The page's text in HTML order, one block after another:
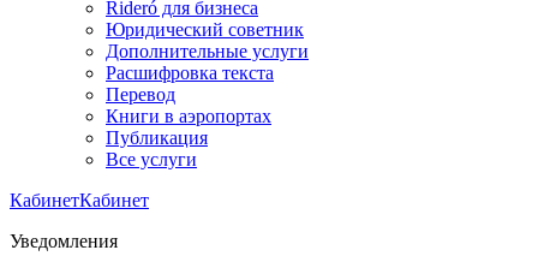
Rideró для бизнеса
Юридический советник
Дополнительные услуги
Расшифровка текста
Перевод
Книги в аэропортах
Публикация
Все услуги
КабинетКабинет
Уведомления